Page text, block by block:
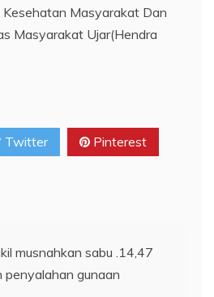
Masyarakat Dan
Masyarakat Ujar(Hendra
Twitter Pinterest
musnahkan sabu .14,47
gunaan